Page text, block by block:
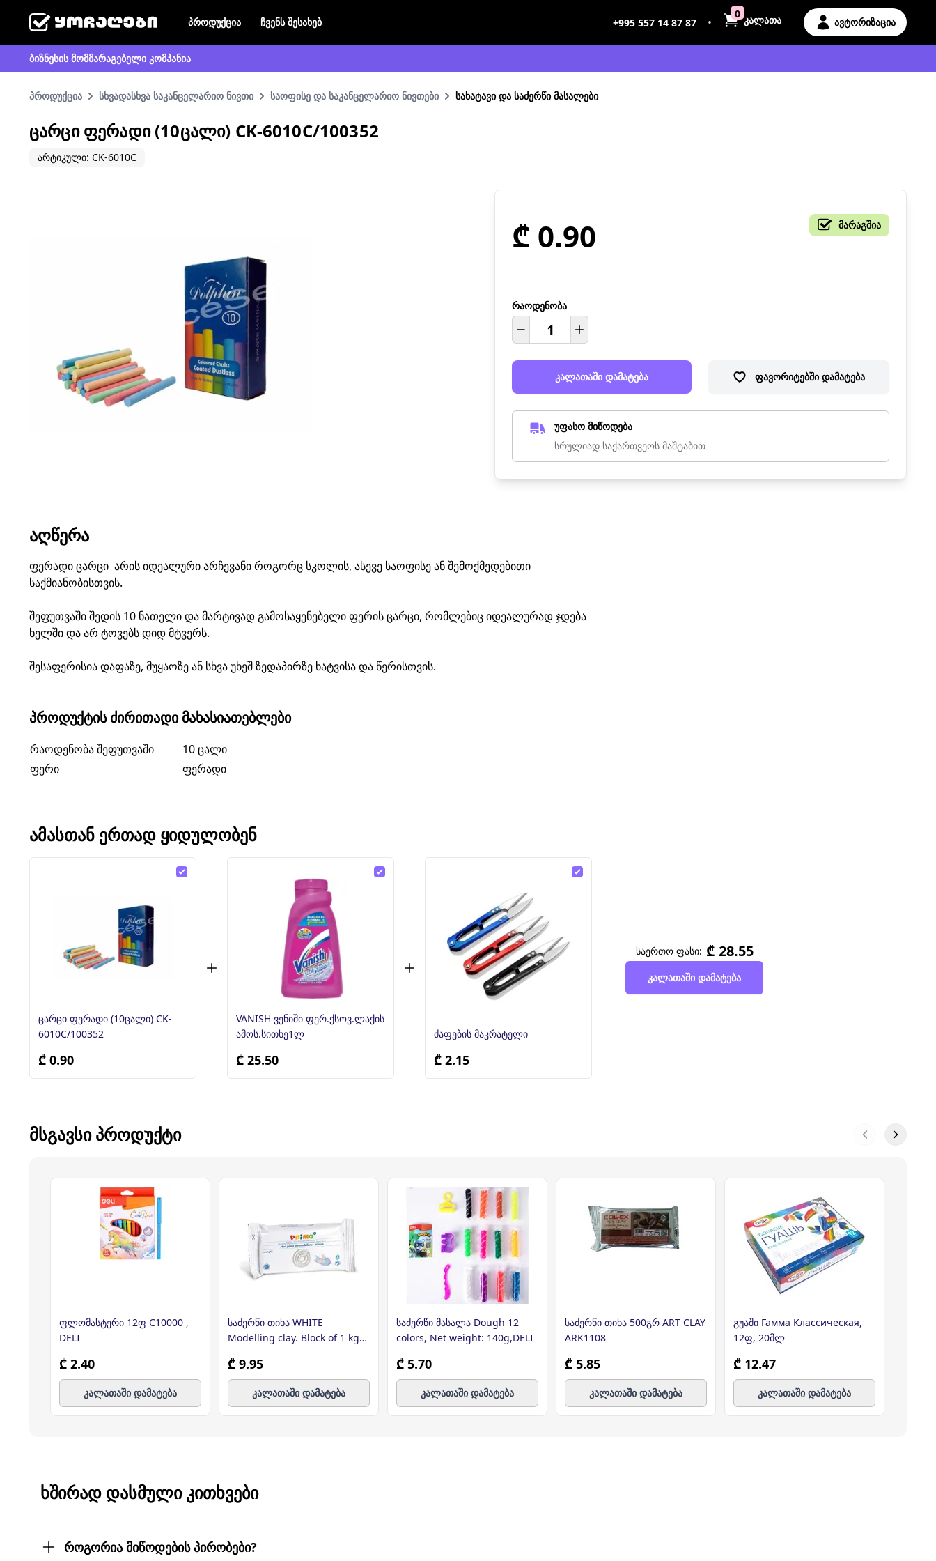
პროდუქცია ჩვენს შესახებ +995 557 14 87 87 •
0 კალათა ავტორიზაცია
ბიზნესის მომმარაგებელი კომპანია
პროდუქცია სხვადასხვა საკანცელარიო ნივთი საოფისე და საკანცელარიო ნივთები სახატავი და საძერწი მასალები
ᲪᲐᲠᲪᲘ ᲤᲔᲠᲐᲓᲘ (10ᲪᲐᲚᲘ) CK-6010C/100352
არტიკული: CK-6010C
₾ 0.90 მარაგშია
რაოდენობა
კალათაში დამატება ფავორიტებში დამატება
უფასო მიწოდება
სრულიად საქართვეოს მაშტაბით
ᲐᲦᲬᲔᲠᲐ
ფერადი ცარცი არის იდეალური არჩევანი როგორც სკოლის, ასევე საოფისე ან შემოქმედებითი
საქმიანობისთვის.
შეფუთვაში შედის 10 ნათელი და მარტივად გამოსაყენებელი ფერის ცარცი, რომლებიც იდეალურად ჯდება
ხელში და არ ტოვებს დიდ მტვერს.
შესაფერისია დაფაზე, მუყაოზე ან სხვა უხეშ ზედაპირზე ხატვისა და წერისთვის.
ᲞᲠᲝᲓᲣᲥᲢᲘᲡ ᲫᲘᲠᲘᲗᲐᲓᲘ ᲛᲐᲮᲐᲡᲘᲐᲗᲔᲑᲚᲔᲑᲘ
რაოდენობა შეფუთვაში
10 ცალი
ფერი
ფერადი
ᲐᲛᲐᲡᲗᲐᲜ ᲔᲠᲗᲐᲓ ᲧᲘᲓᲣᲚᲝᲑᲔᲜ
ცარცი ფერადი (10ცალი) CK-
6010C/100352
₾ 0.90
VANISH ვენიში ფერ.ქსოვ.ლაქის
ამოს.სითხე1ლ
₾ 25.50
ძაფების მაკრატელი
₾ 2.15
საერთო ფასი: ₾ 28.55
კალათაში დამატება
ᲛᲡᲒᲐᲕᲡᲘ ᲞᲠᲝᲓᲣᲥᲢᲘ
ფლომასტერი 12ფ C10000 ,
DELI
₾ 2.40
კალათაში დამატება
საძერწი თიხა WHITE
Modelling clay. Block of 1 kg
₾ 9.95
კალათაში დამატება
საძერწი მასალა Dough 12
colors, Net weight: 140g,DELI
₾ 5.70
კალათაში დამატება
საძერწი თიხა 500გრ ART CLAY
ARK1108
₾ 5.85
კალათაში დამატება
გუაში Гамма Классическая,
12ფ, 20მლ
₾ 12.47
კალათაში დამატება
ᲮᲨᲘᲠᲐᲓ ᲓᲐᲡᲛᲣᲚᲘ ᲙᲘᲗᲮᲕᲔᲑᲘ
როგორია მიწოდების პირობები?